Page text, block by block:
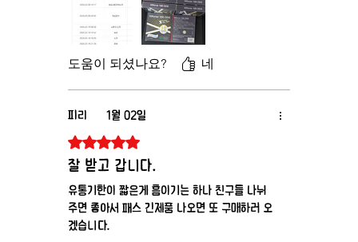
도움이 되셨나요? 네
피리 1월 02일
별점 5점 중 5점을 주었습니다.
잘 받고 갑니다.
유통기한이 짧은게 흠이기는 하나 친구들 나눠
주면 좋아서 패스 긴제품 나오면 또 구매하러 오
겠습니다.